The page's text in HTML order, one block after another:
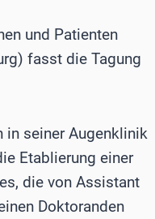
und Patienten
fasst die Tagung
in seiner Augenklinik
Etablierung einer
die von Assistant
Doktoranden